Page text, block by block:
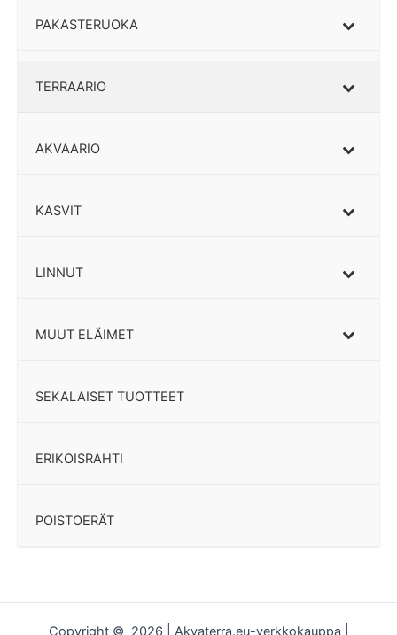
PAKASTERUOKA
TERRAARIO
AKVAARIO
KASVIT
LINNUT
MUUT ELÄIMET
SEKALAISET TUOTTEET
ERIKOISRAHTI
POISTOERÄT
Copyright © 2026 | Akvaterra.eu-verkkokauppa |